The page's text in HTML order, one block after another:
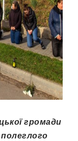
громади